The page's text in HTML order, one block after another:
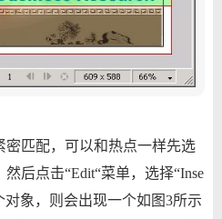
匹配，可以和热点一样先选
后点击“Edit“菜单，选择“Inse
对象，则会出现一个如图3所示